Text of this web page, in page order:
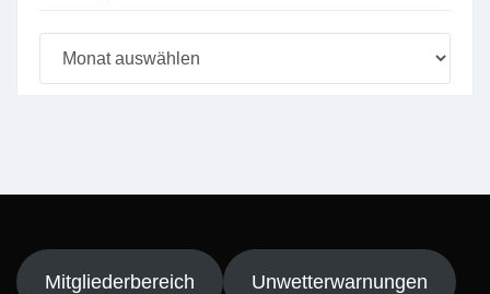
Mitgliederbereich Unwetterwarnungen